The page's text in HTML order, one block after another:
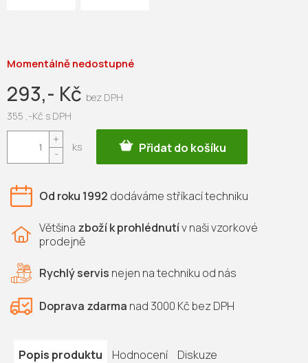
293,- Kč
355 ,-Kč s DPH
Měrná
Momentálně nedostupné
Přidat do košíku
Od roku 1992 dodáváme stříkací techniku
Většina zboží k prohlédnutív naši vzorkové
prodejně
Rychlý servis nejen natechniku od nás
Doprava zdarma nad 3000 Kč bez DPH
Popis produktu Hodnocení Diskuze